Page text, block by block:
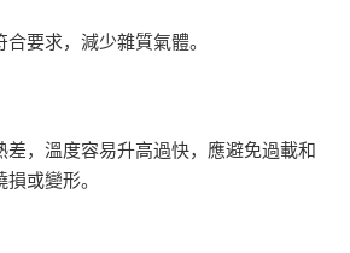
要求，減少雜質氣體。
差，溫度容易升高過快，應避免過載和
或變形。